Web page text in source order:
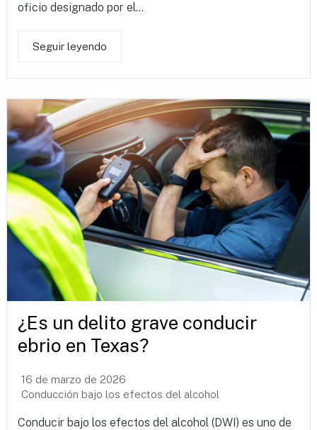
oficio designado por el...
Seguir leyendo
¿Es un delito grave conducir
ebrio en Texas?
16 de marzo de 2026
Conducción bajo los efectos del alcohol
Conducir bajo los efectos del alcohol (DWI) es uno de